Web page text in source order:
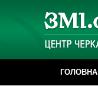
ГОЛОВНА